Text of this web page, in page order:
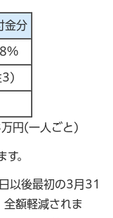
金分
3)
円(一人ごと)
。
以後最初の3月31
全額軽減されま